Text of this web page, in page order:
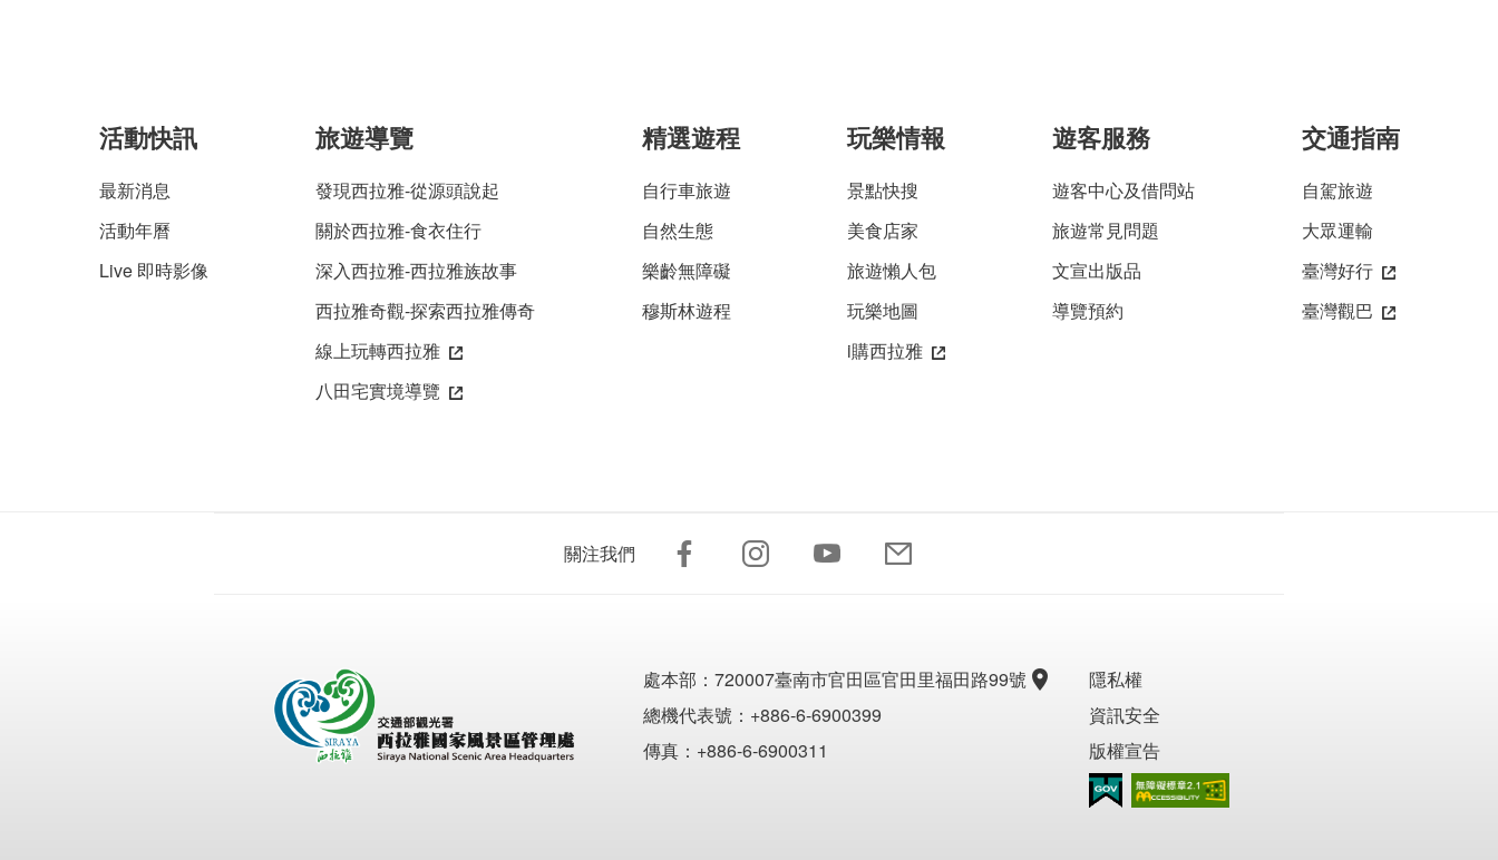
活動快訊
最新消息
活動年曆
Live 即時影像
旅遊導覽
發現西拉雅-從源頭說起
關於西拉雅-食衣住行
深入西拉雅-西拉雅族故事
西拉雅奇觀-探索西拉雅傳奇
線上玩轉西拉雅
八田宅實境導覽
精選遊程
自行車旅遊
自然生態
樂齡無障礙
穆斯林遊程
玩樂情報
景點快搜
美食店家
旅遊懶人包
玩樂地圖
i購西拉雅
遊客服務
遊客中心及借問站
旅遊常見問題
文宣出版品
導覽預約
交通指南
自駕旅遊
大眾運輸
臺灣好行
臺灣觀巴
關注我們
處本部： 720007臺南市官田區官田里福田路99號
總機代表號：+886-6-6900399
傳真：+886-6-6900311
隱私權
資訊安全
版權宣告